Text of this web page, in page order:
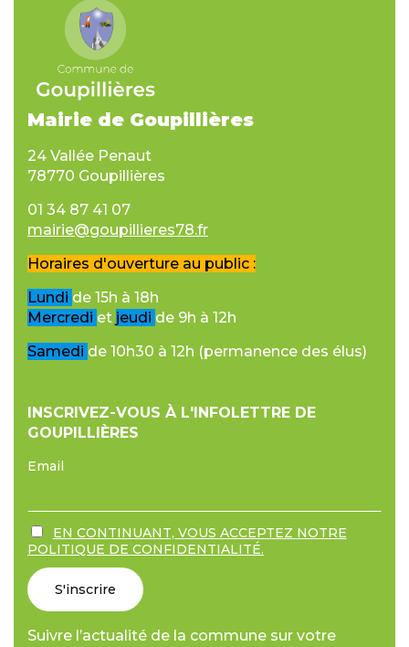
Mairie de Goupillières
24 Vallée Penaut
78770 Goupillières
01 34 87 41 07
mairie@goupillieres78.fr
Horaires d'ouverture au public :
Lundi de 15h à 18h
Mercredi et jeudi de 9h à 12h
Samedi de 10h30 à 12h (permanence des élus)
INSCRIVEZ-VOUS À L'INFOLETTRE DE
GOUPILLIÈRES
Email
EN CONTINUANT, VOUS ACCEPTEZ NOTRE
POLITIQUE DE CONFIDENTIALITÉ.
Suivre l’actualité de la commune sur votre